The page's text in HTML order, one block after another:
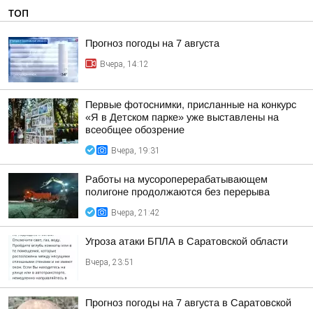
ТОП
Прогноз погоды на 7 августа
Вчера, 14:12
Первые фотоснимки, присланные на конкурс
«Я в Детском парке» уже выставлены на
всеобщее обозрение
Вчера, 19:31
Работы на мусороперерабатывающем
полигоне продолжаются без перерыва
Вчера, 21:42
Угроза атаки БПЛА в Саратовской области
Вчера, 23:51
Прогноз погоды на 7 августа в Саратовской